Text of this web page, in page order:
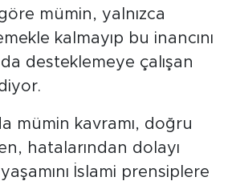
mümin, yalnızca
kalmayıp bu inancını
desteklemeye çalışan
mümin kavramı, doğru
hatalarından dolayı
İslami prensiplere